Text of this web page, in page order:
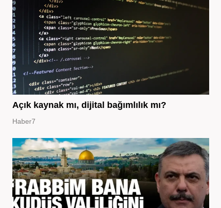
Açık kaynak mı, dijital bağımlılık mı?
Haber7